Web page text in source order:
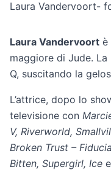
Laura Vandervoort-
Laura Vandervoort è
maggiore di Jude.
Q, suscitando la
L’attrice, dopo lo
televisione con
V, Riverworld,
Broken Trust –
Bitten, Supergirl, Ice e